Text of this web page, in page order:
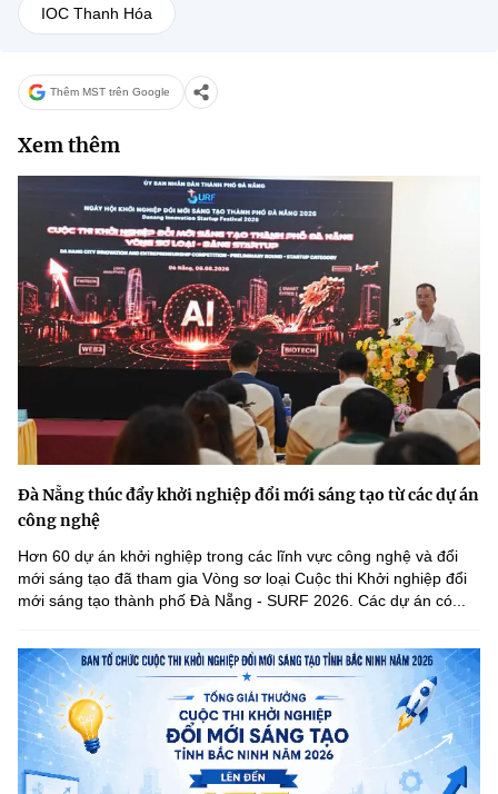
IOC Thanh Hóa
Thêm MST trên Google
Xem thêm
Đà Nẵng thúc đẩy khởi nghiệp đổi mới sáng tạo từ các dự án
công nghệ
Hơn 60 dự án khởi nghiệp trong các lĩnh vực công nghệ và đổi
mới sáng tạo đã tham gia Vòng sơ loại Cuộc thi Khởi nghiệp đổi
mới sáng tạo thành phố Đà Nẵng - SURF 2026. Các dự án có...